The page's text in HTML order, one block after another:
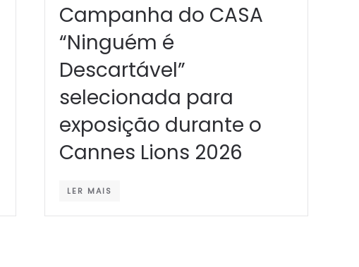
Campanha do CASA
“Ninguém é
Descartável”
selecionada para
exposição durante o
Cannes Lions 2026
LER MAIS